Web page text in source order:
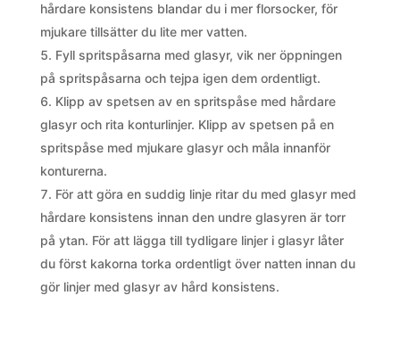
hårdare konsistens blandar du i mer florsocker, för
mjukare tillsätter du lite mer vatten.
Fyll spritspåsarna med glasyr, vik ner öppningen
på spritspåsarna och tejpa igen dem ordentligt.
Klipp av spetsen av en spritspåse med hårdare
glasyr och rita konturlinjer. Klipp av spetsen på en
spritspåse med mjukare glasyr och måla innanför
konturerna.
För att göra en suddig linje ritar du med glasyr med
hårdare konsistens innan den undre glasyren är torr
på ytan. För att lägga till tydligare linjer i glasyr låter
du först kakorna torka ordentligt över natten innan du
gör linjer med glasyr av hård konsistens.